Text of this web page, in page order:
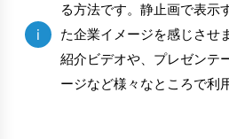
i
る方法です。静止画で表示
た企業イメージを感じさせ
紹介ビデオや、プレゼンテ
ージなど様々なところで利